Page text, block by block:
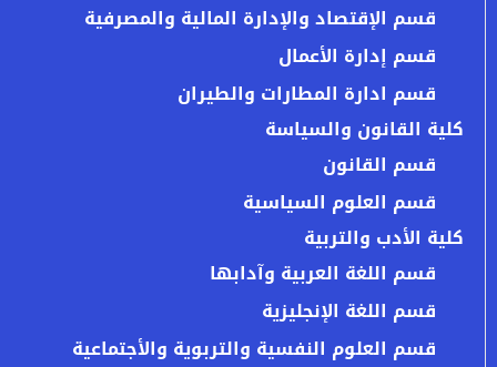
قسم الإقتصاد والإدارة المالية والمصرفية
قسم إدارة الأعمال
قسم ادارة المطارات والطيران
كلية القانون والسياسة
قسم القانون
قسم العلوم السياسية
كلية الأدب والتربية
قسم اللغة العربية وآدابها
قسم اللغة الإنجليزية
قسم العلوم النفسية والتربوية والأجتماعية